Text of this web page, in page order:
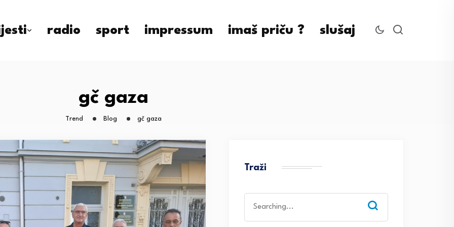
radio sport impressum imaš priču ? slušaj
gč gaza
Trend Blog gč gaza
Traži
for: